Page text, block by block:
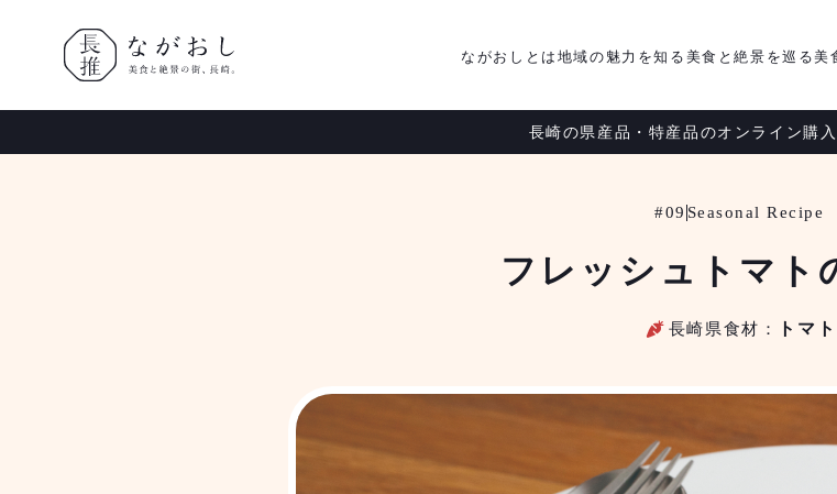
ながおし
ながおしとは 地域の魅力を知る 美食と絶景を巡る美
長崎の県産品・特産品のオンライン購
#09 Seasonal Recipe
フレッシュトマト
長崎県食材： トマト